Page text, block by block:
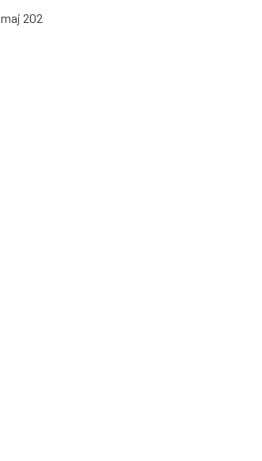
maj 202